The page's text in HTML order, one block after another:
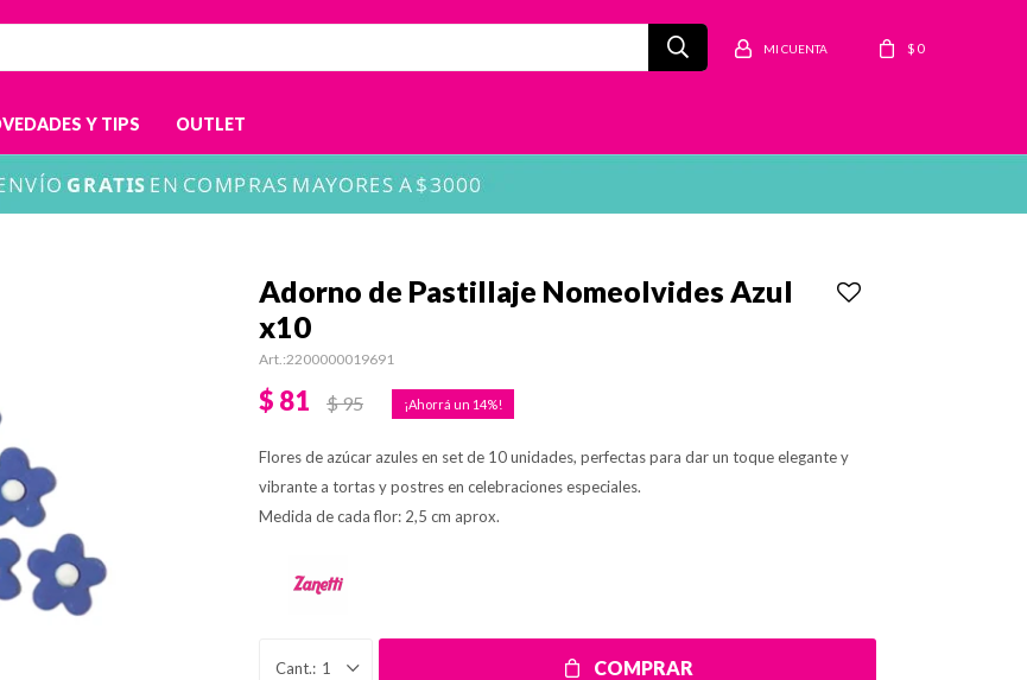
Y TIPS OUTLET
$ 0
Adorno de Pastillaje Nomeolvides Azul
x10
2200000019691
$ 81 $95 14
Flores de azúcar azules en set de 10 unidades, perfectas para dar un toque elegante y
vibrante a tortas y postres en celebraciones especiales.
Medida de cada flor: 2,5 cm aprox.
1 COMPRAR